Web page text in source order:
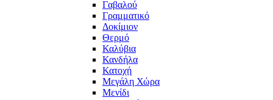
Γαβαλού
Γραμματικό
Δοκίμιον
Θερμό
Καλύβια
Κανδήλα
Κατοχή
Μεγάλη Χώρα
Μενίδι